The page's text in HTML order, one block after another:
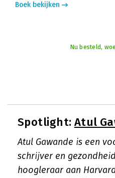
Boek bekijken
Nu besteld,
Spotlight: Atul
Atul Gawande is een
schrijver en
hoogleraar aan